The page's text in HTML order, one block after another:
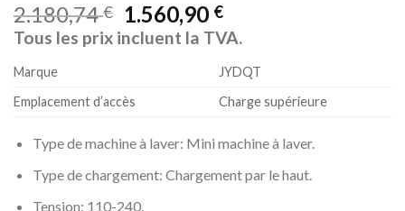
2.180,74€ 1.560,90 €
Tous les prix incluent la TVA.
Marque
JYDQT
Emplacement d’accès
Charge supérieure
Type de machine à laver: Mini machine à laver.
Type de chargement: Chargement par le haut.
Tension: 110-240.